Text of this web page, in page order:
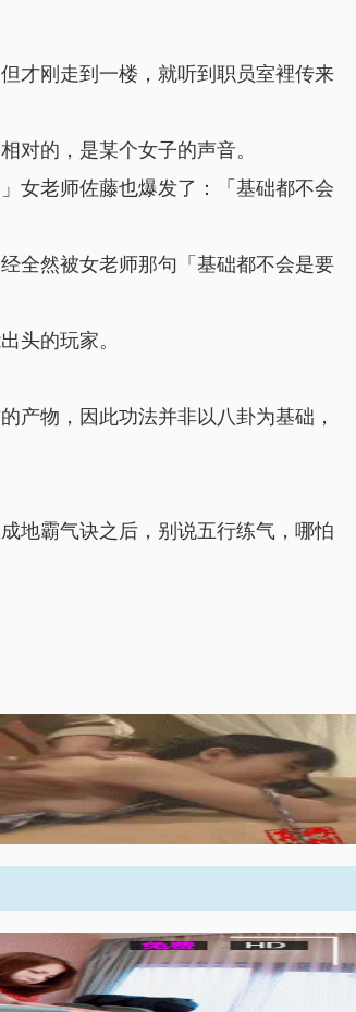
才刚走到一楼，就听到职员室裡传来
对的，是某个女子的声音。
女老师佐藤也爆发了：「基础都不会
全然被女老师那句「基础都不会是要
头的玩家。
物，因此功法并非以八卦为基础，
地霸气诀之后，别说五行练气，哪怕